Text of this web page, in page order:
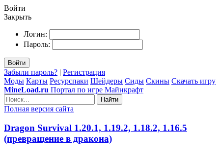
Войти
Закрыть
Логин:
Пароль:
Войти
Забыли пароль? | Регистрация
Моды Карты Ресурспаки Шейдеры Сиды Скины Скачать игру
MineLoad.ru Портал по игре Майнкрафт
Найти
Полная версия сайта
Dragon Survival 1.20.1, 1.19.2, 1.18.2, 1.16.5
(превращение в дракона)